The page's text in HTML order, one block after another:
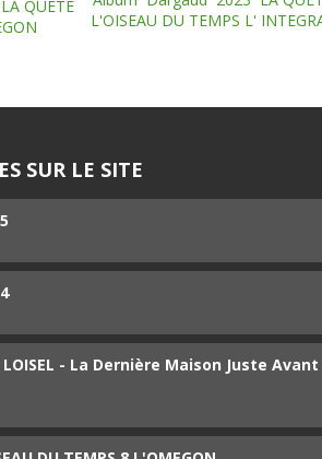
QUETE
L'OISEAU DU TEMPS L'
SUR LE SITE
LOISEL - La Dernière Maison Juste